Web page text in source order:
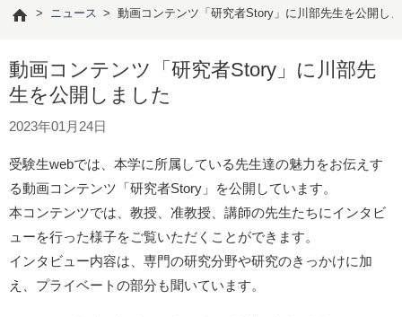
> ニュース > 動画コンテンツ「研究者Story」に川部先生を公開し
動画コンテンツ「研究者Story」に川部先
生を公開しました
2023年01月24日
受験生webでは、本学に所属している先生達の魅力をお伝えす
る動画コンテンツ「研究者Story」を公開しています。
本コンテンツでは、教授、准教授、講師の先生たちにインタビ
ューを行った様子をご覧いただくことができます。
インタビュー内容は、専門の研究分野や研究のきっかけに加
え、プライベートの部分も聞いています。